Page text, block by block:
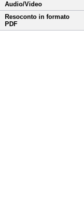
Audio/Video
Resoconto in formato
PDF